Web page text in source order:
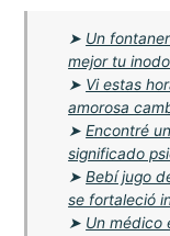
➤ Un
mejor tu
➤ Vi estas
amorosa
➤Encontré
significado
➤Bebí jugo
se fortaleció
➤ Un médico